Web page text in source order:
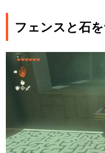
フェンスと石